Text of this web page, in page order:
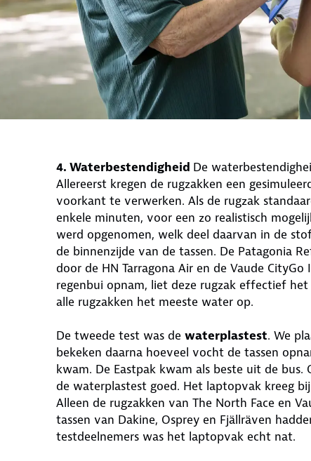
4. Waterbestendigheid De
Allereerst kregen de rugzakken een
voorkant te verwerken. Als de rugzak
enkele minuten, voor een zo realistisch
werd opgenomen, welk deel daarvan in de
de binnenzijde van de tassen. De Patagonia
door de HN Tarragona Air en de Vaude
regenbui opnam, liet deze rugzak effectief
alle rugzakken het meeste water op.
De tweede test was de waterplastest. We
bekeken daarna hoeveel vocht de tassen
kwam. De Eastpak kwam als beste uit de
de waterplastest goed. Het laptopvak kreeg
Alleen de rugzakken van The North Face en
tassen van Dakine, Osprey en Fjällräven
testdeelnemers was het laptopvak echt nat.